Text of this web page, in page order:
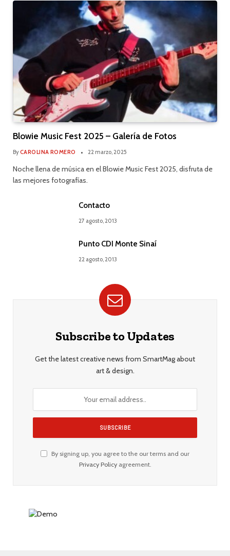
Blowie Music Fest 2025 – Galería de Fotos
ByCAROLINA ROMERO 22 marzo, 2025
Noche llena de música en el Blowie Music Fest 2025, disfruta de
las mejores fotografías.
Contacto
27 agosto, 2013
Punto CDI Monte Sinaí
22 agosto, 2013
Subscribe to Updates
Get the latest creative news from SmartMag about
art & design.
By signing up, you agree to the our terms and our
Privacy Policyagreement.